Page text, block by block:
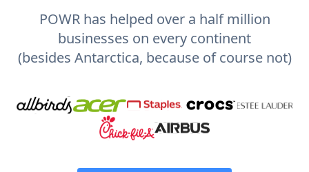
POWR has helped over a half million
businesses on every continent
(besides Antarctica, because of course not)